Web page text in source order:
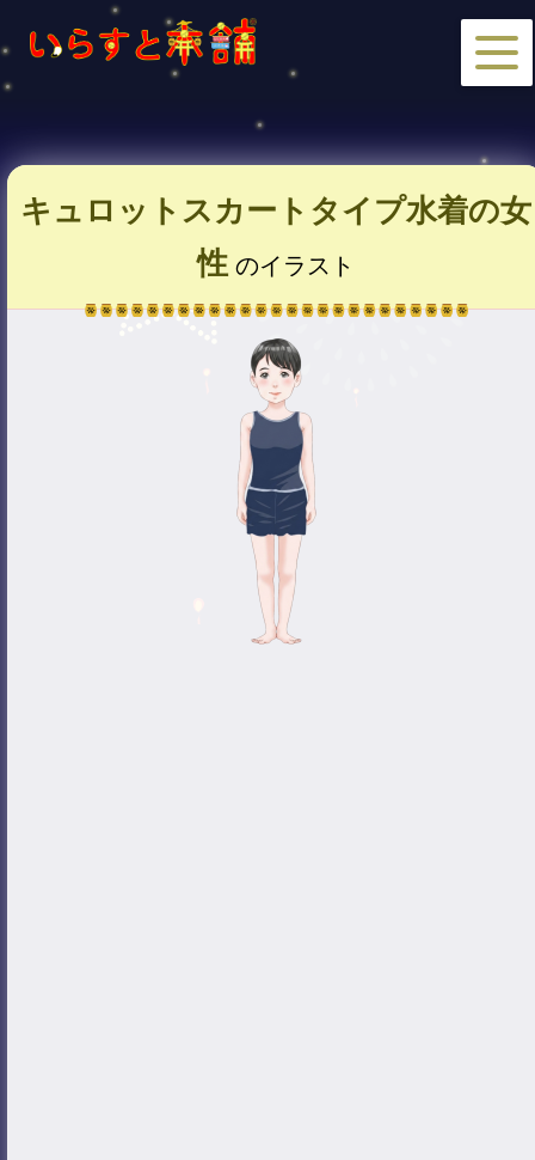
キュロットスカートタイプ水着の女
性 のイラスト